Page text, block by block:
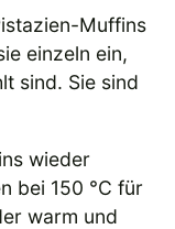
Muffins
einzeln ein,
sind. Sie sind
wieder
bei 150 °C für
warm und